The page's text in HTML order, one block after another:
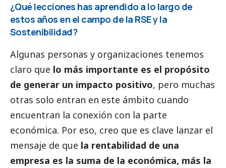
¿Qué lecciones has aprendido a lo largo de
estos años en el campo de la RSE y la
Sostenibilidad?
Algunas personas y organizaciones tenemos
claro que lo más importante es el propósito
de generar un impacto positivo, pero muchas
otras solo entran en este ámbito cuando
encuentran la conexión con la parte
económica. Por eso, creo que es clave lanzar el
mensaje de que la rentabilidad de una
empresa es la suma de la económica, más la